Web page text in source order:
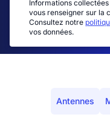
Informations
vous renseigner sur la
Consultez notre
vos données.
Antennes